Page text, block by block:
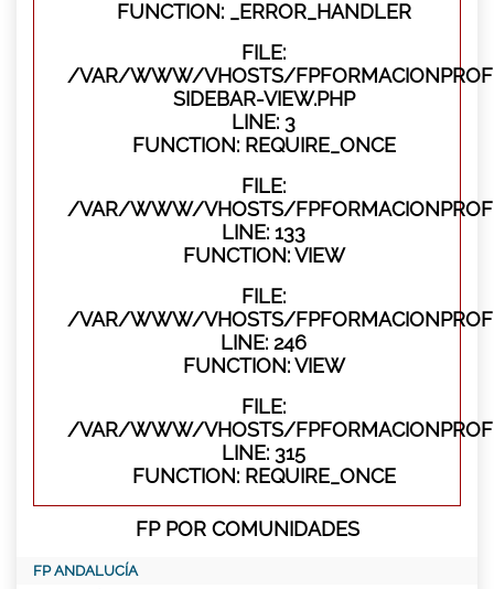
FUNCTION: _ERROR_HANDLER
FILE:
/VAR/WWW/VHOSTS/
SIDEBAR-VIEW.PHP
LINE: 3
FUNCTION: REQUIRE_ONCE
FILE:
/VAR/WWW/VHOSTS/
LINE: 133
FUNCTION: VIEW
FILE:
/VAR/WWW/VHOSTS/
LINE: 246
FUNCTION: VIEW
FILE:
/VAR/WWW/VHOSTS/
LINE: 315
FUNCTION: REQUIRE_ONCE
FP POR COMUNIDADES
FP ANDALUCÍA